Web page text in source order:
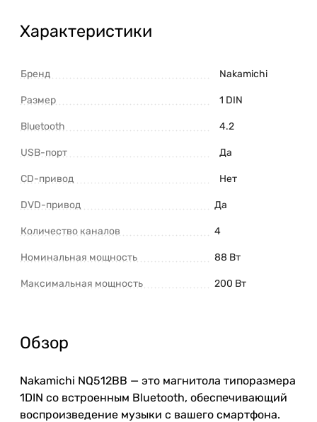
Характеристики
Бренд Nakamichi
Размер 1 DIN
Bluetooth 4.2
USB-порт Да
CD-привод Нет
DVD-привод Да
Количество каналов 4
Номинальная мощность 88 Вт
Максимальная мощность 200 Вт
Обзор
Nakamichi NQ512BB — это магнитола типоразмера
1DIN со встроенным Bluetooth, обеспечивающий
воспроизведение музыки с вашего смартфона.